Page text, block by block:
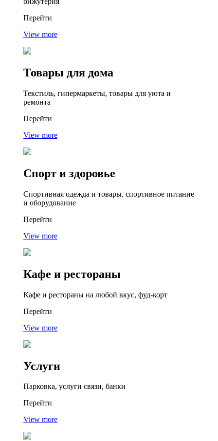
Перейти
View more
Товары для дома
Текстиль, гипермаркеты, товары для уюта и
ремонта
Перейти
View more
Спорт и здоровье
Спортивная одежда и товары, спортивное питание
и оборудование
Перейти
View more
Кафе и рестораны
Кафе и рестораны на любой вкус, фуд-корт
Перейти
View more
Услуги
Парковка, услуги связи, банки
Перейти
View more